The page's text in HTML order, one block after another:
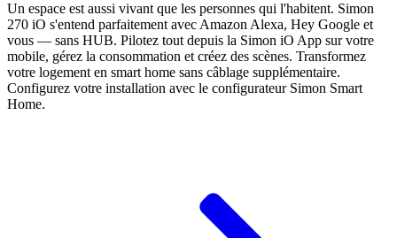
Un espace est aussi vivant que les personnes qui l'habitent. Simon
270 iO s'entend parfaitement avec Amazon Alexa, Hey Google et
vous — sans HUB. Pilotez tout depuis la Simon iO App sur votre
mobile, gérez la consommation et créez des scènes. Transformez
votre logement en smart home sans câblage supplémentaire.
Configurez votre installation avec le configurateur Simon Smart
Home.